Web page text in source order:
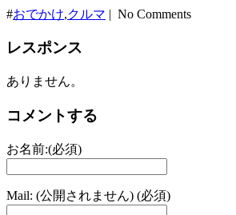
#おでかけ,クルマ | No Comments
レスポンス
ありません。
コメントする
お名前:(必須)
Mail: (公開されません) (必須)